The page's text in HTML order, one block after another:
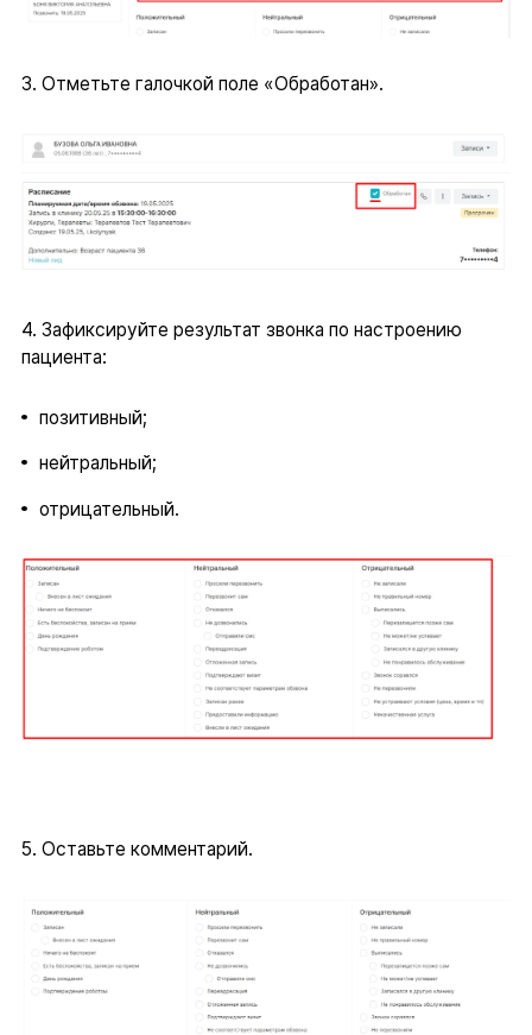
3. Отметьте галочкой поле «Обработан».
4. Зафиксируйте результат звонка по настроению
пациента:
позитивный;
нейтральный;
отрицательный.
5. Оставьте комментарий.